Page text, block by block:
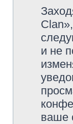
и не
ваше